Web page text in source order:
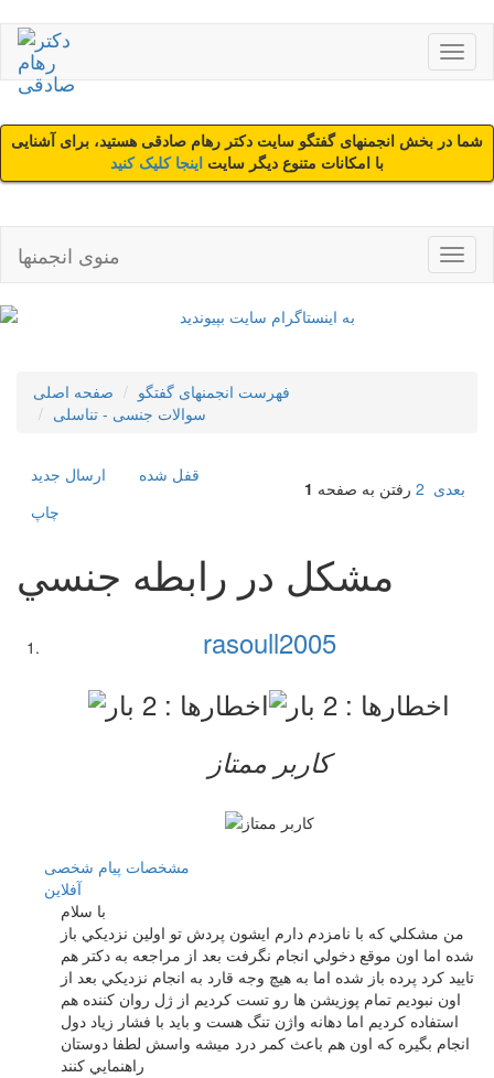
شما در بخش انجمنهای گفتگو سایت دکتر رهام صادقی هستید، برای آشنایی
با امکانات متنوع دیگر سایت اینجا کلیک کنید
منوی انجمنها
صفحه اصلی
فهرست انجمنهای گفتگو
سوالات جنسی - تناسلی
ارسال جديد
قفل شده
چاپ
رفتن به صفحه 1 2 بعدی
مشكل در رابطه جنسي
rasoull2005
کاربر ممتاز
مشخصات پیام شخصی
آفلاين
با سلام
من مشكلي كه با نامزدم دارم ايشون پردش تو اولين نزديكي باز
شده اما اون موقع دخولي انجام نگرفت بعد از مراجعه به دكتر هم
تاييد كرد پرده باز شده اما به هيچ وجه قارد به انجام نزديكي بعد از
اون نبوديم تمام پوزيشن ها رو تست كرديم از ژل روان كننده هم
استفاده كرديم اما دهانه واژن تنگ هست و بايد با فشار زياد دول
انجام بگيره كه اون هم باعث كمر درد ميشه واسش لطفا دوستان
راهنمايي كنند